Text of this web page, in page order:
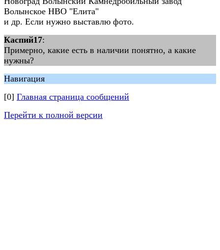
Волынское НВО "Елита"
и др. Если нужно выставлю фото.
Каспий17:
Примерно, какие есть в наличии понятно, а какие
нужны?
Навигация
[0] Главная страница сообщений
Перейти к полной версии